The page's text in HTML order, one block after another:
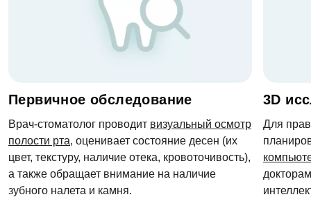
Первичное обследование
Врач-стоматолог проводит визуальный осмотр
полости рта, оценивает состояние десен (их
цвет, текстуру, наличие отека, кровоточивость),
а также обращает внимание на наличие
зубного налета и камня.
3D
Для